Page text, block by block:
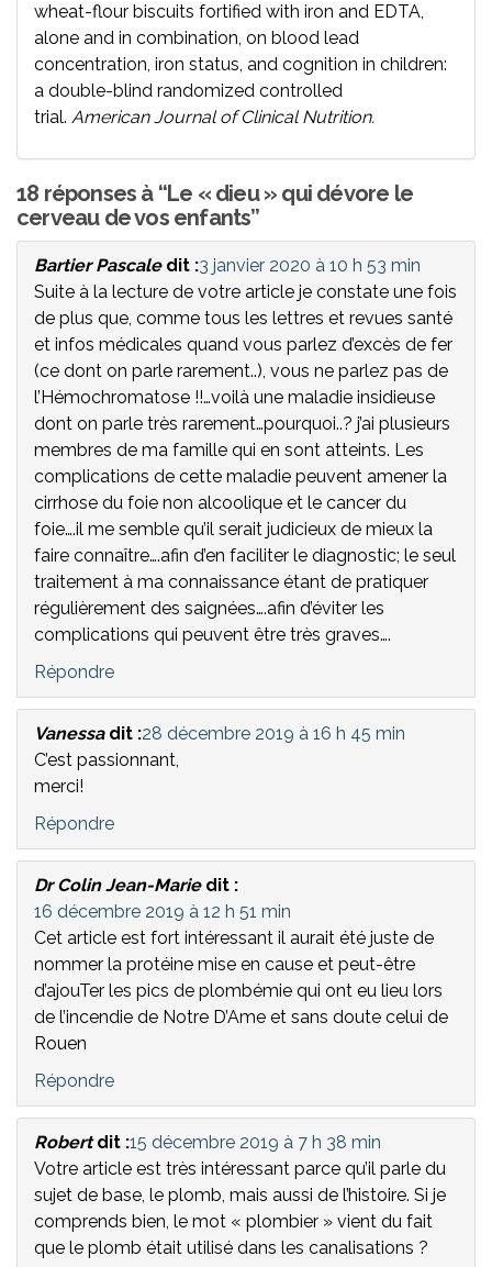
wheat-flour biscuits fortified with iron and EDTA,
alone and in combination, on blood lead
concentration, iron status, and cognition in children:
a double-blind randomized controlled
trial. American Journal of Clinical Nutrition.
18 réponses à “Le « dieu » qui dévore le
cerveau de vos enfants”
Bartier Pascale dit :3 janvier 2020 à 10 h 53 min
Suite à la lecture de votre article je constate une fois
de plus que, comme tous les lettres et revues santé
et infos médicales quand vous parlez d’excès de fer
(ce dont on parle rarement..), vous ne parlez pas de
l’Hémochromatose !!…voilà une maladie insidieuse
dont on parle très rarement…pourquoi..? j’ai plusieurs
membres de ma famille qui en sont atteints. Les
complications de cette maladie peuvent amener la
cirrhose du foie non alcoolique et le cancer du
foie….il me semble qu’il serait judicieux de mieux la
faire connaître….afin d’en faciliter le diagnostic; le seul
traitement à ma connaissance étant de pratiquer
régulièrement des saignées….afin d’éviter les
complications qui peuvent être très graves….
Répondre
Vanessa dit :28 décembre 2019 à 16 h 45 min
C’est passionnant,
merci!
Répondre
Dr Colin Jean-Marie dit :
16 décembre 2019 à 12 h 51 min
Cet article est fort intéressant il aurait été juste de
nommer la protéine mise en cause et peut-être
d’ajouTer les pics de plombémie qui ont eu lieu lors
de l’incendie de Notre D’Ame et sans doute celui de
Rouen
Répondre
Robert dit :15 décembre 2019 à 7 h 38 min
Votre article est très intéressant parce qu’il parle du
sujet de base, le plomb, mais aussi de l’histoire. Si je
comprends bien, le mot « plombier » vient du fait
que le plomb était utilisé dans les canalisations ?